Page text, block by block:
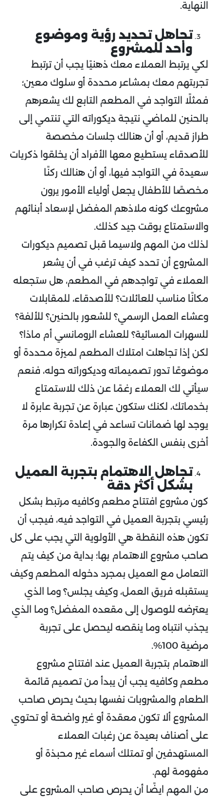
النهاية.
تجاهل تحديد رؤية وموضوع
واحد للمشروع
لكي يرتبط العملاء معك ذهنيًا يجب أن ترتبط
تجربتهم معك بمشاعر محددة أو سلوك معين؛
فمثلًا التواجد في المطعم التابع لك يشعرهم
بالحنين للماضي نتيجة ديكوراته التي تنتمي إلى
طراز قديم، أو أن هنالك جلسات مخصصة
للأصدقاء يستطيع معها الأفراد أن يخلقوا ذكريات
سعيدة في التواجد فيها، أو أن هنالك ركنًا
مخصصًا للأطفال يجعل أولياء الأمور يرون
مشروعك كونه ملاذهم المفضل لإسعاد أبنائهم
والاستمتاع بوقت جيد كذلك.
لذلك من المهم ولاسيما قبل تصميم ديكورات
المشروع أن تحدد كيف ترغب في أن يشعر
العملاء في تواجدهم في المطعم، هل ستجعله
مكانًا مناسب للعائلات؟ للأصدقاء، للمقابلات
وعشاء العمل الرسمي؟ للشعور بالحنين؟ للألفة؟
للسهرات المسائية؟ للعشاء الرومانسي أم ماذا؟
لكن إذا تجاهلت امتلاك المطعم لميزة محددة أو
موضوعًا تدور تصميماته وديكوراته حوله، فنعم
سيأتي لك العملاء رغمًا عن ذلك للاستمتاع
بخدماتك، لكنك ستكون عبارة عن تجربة عابرة لا
يوجد لها ضمانات تساعد في إعادة تكرارها مرة
أخرى بنفس الكفاءة والجودة.
تجاهل الاهتمام بتجربة العميل
بشكل أكثر دقة
كون مشروع افتتاح مطعم وكافيه مرتبط بشكل
رئيسي بتجربة العميل في التواجد فيه، فيجب أن
تكون هذه النقطة هي الأولوية التي يجب على كل
صاحب مشروع الاهتمام بها؛ بداية من كيف يتم
التعامل مع العميل بمجرد دخوله المطعم وكيف
يستقبله فريق العمل، وكيف يجلس؟ وما الذي
يعترضه للوصول إلى مقعده المفضل؟ وما الذي
يجذب انتباه وما ينقصه ليحصل على تجربة
مرضية 100%.
الاهتمام بتجربة العميل عند افتتاح مشروع
مطعم وكافيه يجب أن يبدأ من تصميم قائمة
الطعام والمشروبات نفسها بحيث يحرص صاحب
المشروع ألا تكون معقدة أو غير واضحة أو تحتوي
على أصناف بعيدة عن رغبات العملاء
المستهدفين أو تمتلك أسماء غير محبذة أو
مفهومة لهم.
من المهم ايضًا أن يحرص صاحب المشروع على